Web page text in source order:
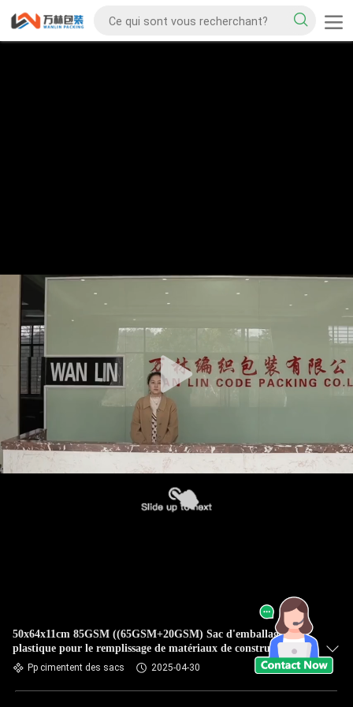
50x64x11cm 85GSM ((65GSM+20GSM) Sac d'emballage en
plastique pour le remplissage de matériaux de construction en
cimentPp cimentent des sacs 2025-04-30